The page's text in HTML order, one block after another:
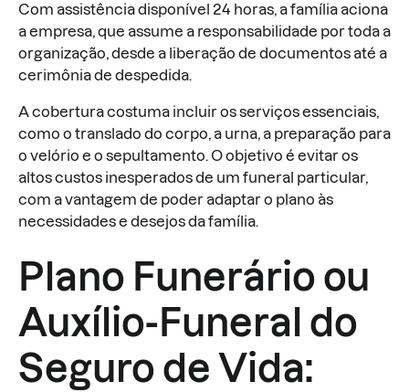
Com assistência disponível 24 horas, a família aciona
a empresa, que assume a responsabilidade por toda a
organização, desde a liberação de documentos até a
cerimônia de despedida.
A cobertura costuma incluir os serviços essenciais,
como o translado do corpo, a urna, a preparação para
o velório e o sepultamento. O objetivo é evitar os
altos custos inesperados de um funeral particular,
com a vantagem de poder adaptar o plano às
necessidades e desejos da família.
Plano Funerário ou
Auxílio-Funeral do
Seguro de Vida: